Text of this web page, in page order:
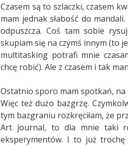
Czasem są to szlaczki, czasem
mam jednak słabość do
odpuszcza. Coś tam sobie
skupiam się na czymś innym (to
multitasking potrafi mnie
chcę robić). Ale z czasem i tak
Ostatnio sporo mam spotkań, na
Więc też dużo bazgrzę.
tym bazgraniu rozkręciłam, że
Art journal, to dla mnie taki
eksperymentów. I to już